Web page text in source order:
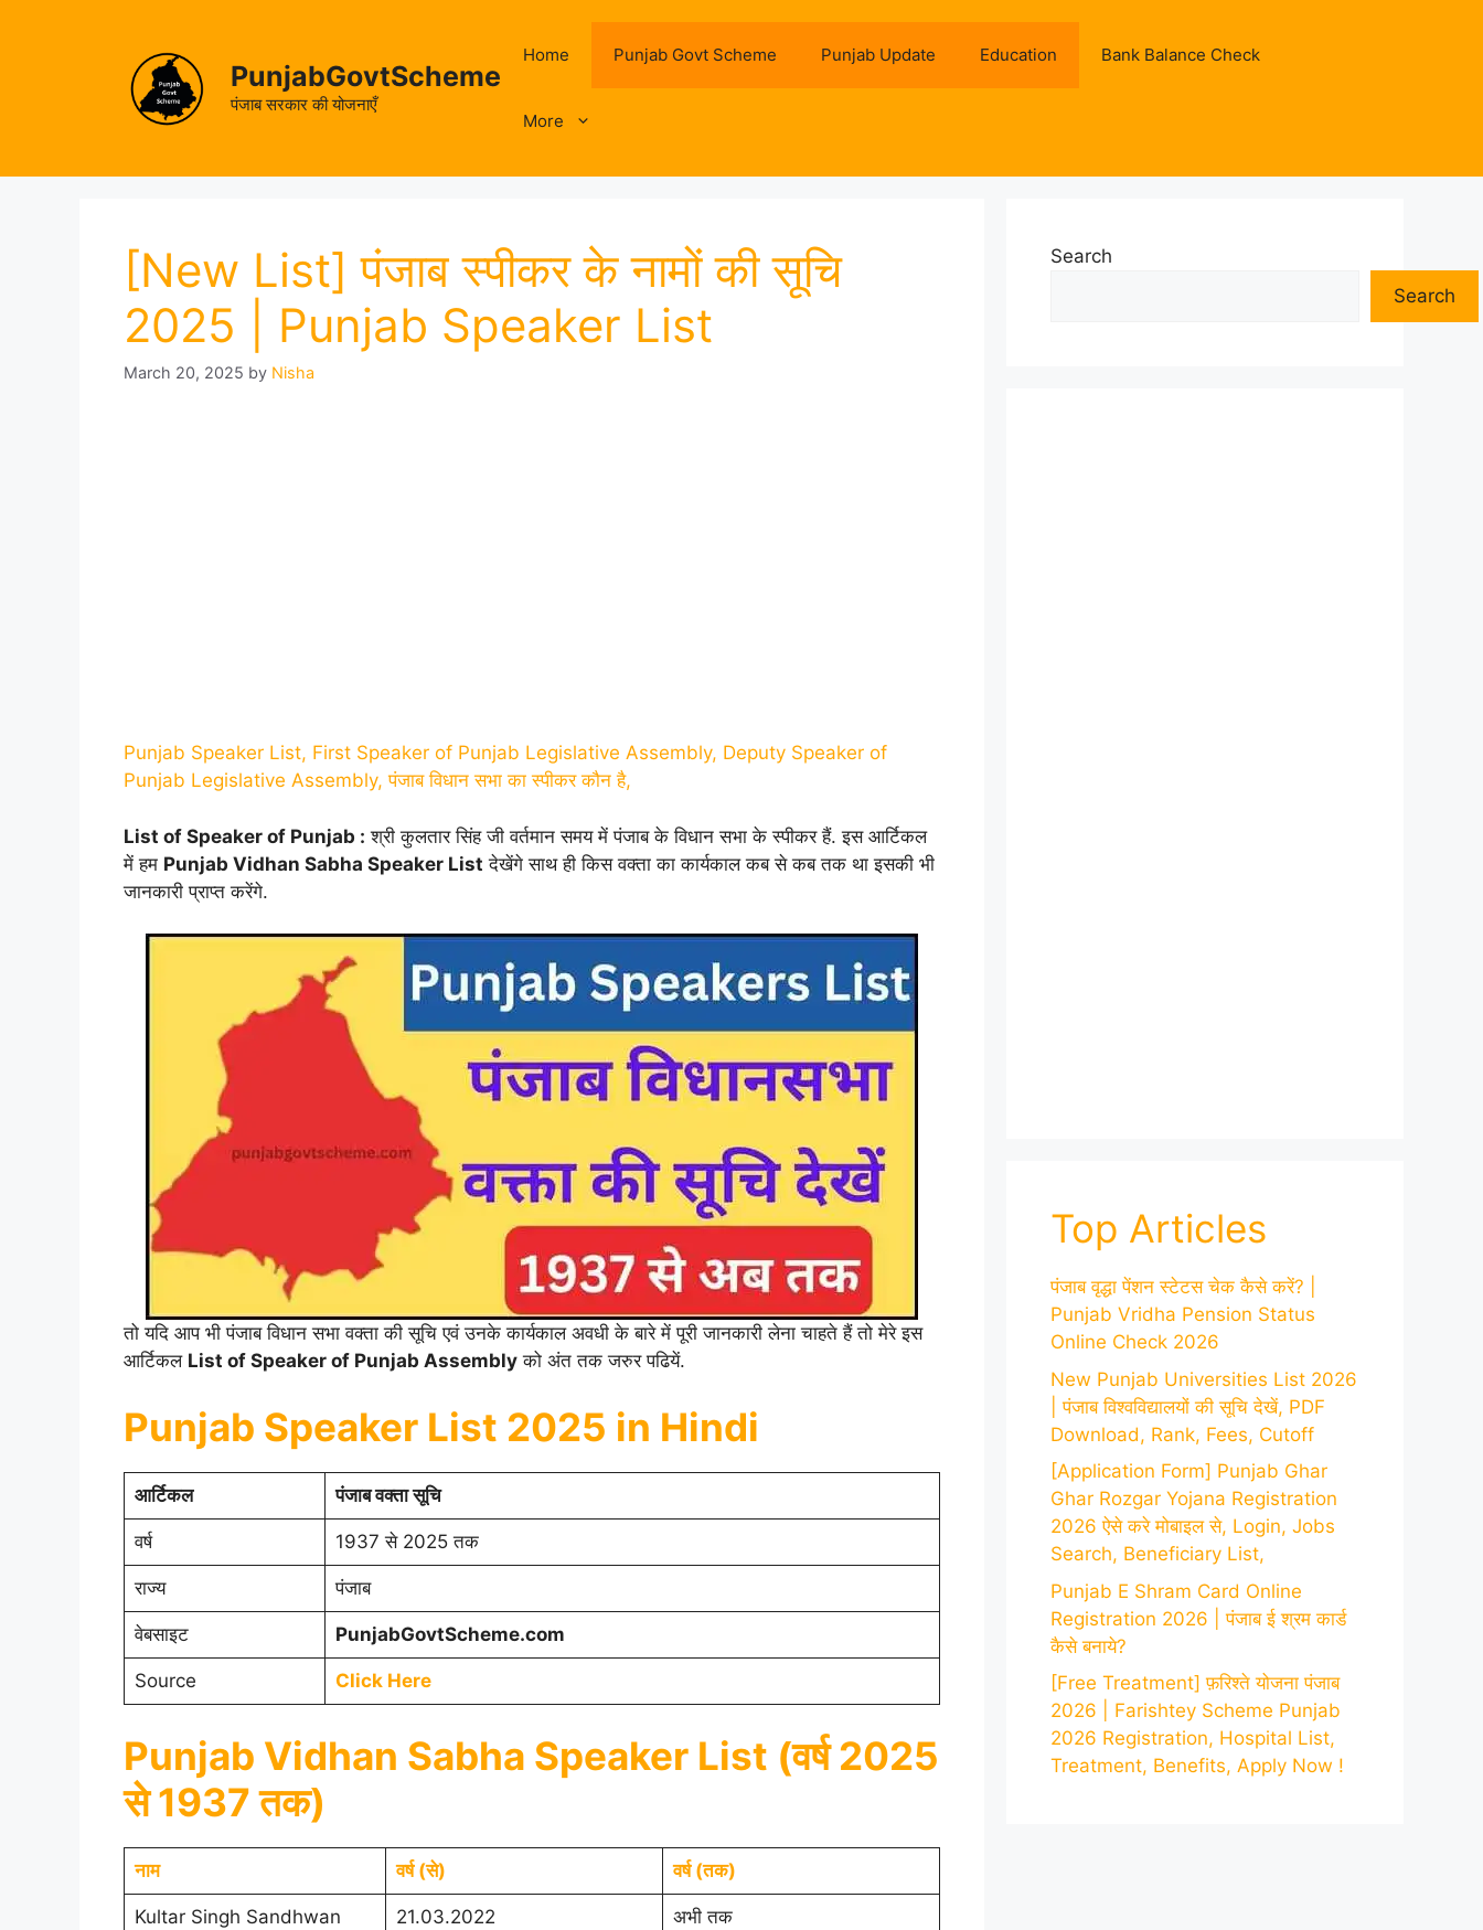
PunjabGovtScheme
पंजाब सरकार की योजनाएँ
Home Punjab Govt Scheme Punjab Update Education Bank Balance Check
More
[New List] पंजाब स्पीकर के नामों की सूचि
2025 | Punjab Speaker List
March 20, 2025 by Nisha
Punjab Speaker List, First Speaker of Punjab Legislative Assembly, Deputy Speaker of
Punjab Legislative Assembly, पंजाब विधान सभा का स्पीकर कौन है,
List of Speaker of Punjab : श्री कुलतार सिंह जी वर्तमान समय में पंजाब के विधान सभा के स्पीकर हैं. इस आर्टिकल
में हम Punjab Vidhan Sabha Speaker List देखेंगे साथ ही किस वक्ता का कार्यकाल कब से कब तक था इसकी भी
जानकारी प्राप्त करेंगे.
तो यदि आप भी पंजाब विधान सभा वक्ता की सूचि एवं उनके कार्यकाल अवधी के बारे में पूरी जानकारी लेना चाहते हैं तो मेरे इस
आर्टिकल List of Speaker of Punjab Assembly को अंत तक जरुर पढियें.
Punjab Speaker List 2025 in Hindi
आर्टिकल पंजाब वक्ता सूचि
वर्ष 1937 से 2025 तक
राज्य पंजाब
वेबसाइट PunjabGovtScheme.com
Source Click Here
Punjab Vidhan Sabha Speaker List (वर्ष 2025
से 1937 तक)
नाम वर्ष (से) वर्ष (तक)
Kultar Singh Sandhwan 21.03.2022 अभी तक
Search
Search
Top Articles
पंजाब वृद्धा पेंशन स्टेटस चेक कैसे करें? |
Punjab Vridha Pension Status
Online Check 2026
New Punjab Universities List 2026
| पंजाब विश्वविद्यालयों की सूचि देखें, PDF
Download, Rank, Fees, Cutoff
[Application Form] Punjab Ghar
Ghar Rozgar Yojana Registration
2026 ऐसे करे मोबाइल से, Login, Jobs
Search, Beneficiary List,
Punjab E Shram Card Online
Registration 2026 | पंजाब ई श्रम कार्ड
कैसे बनाये?
[Free Treatment] फ़रिश्ते योजना पंजाब
2026 | Farishtey Scheme Punjab
2026 Registration, Hospital List,
Treatment, Benefits, Apply Now !